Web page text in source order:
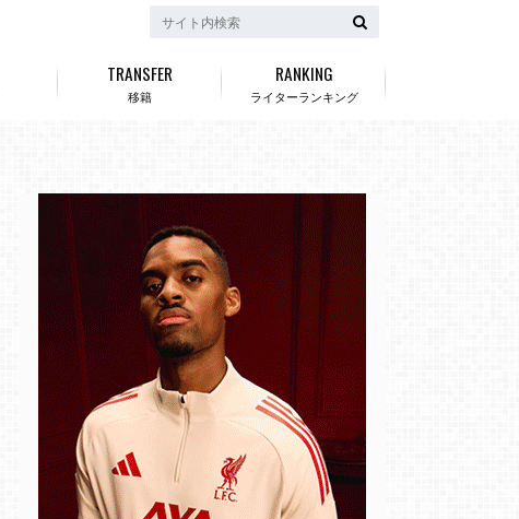
移籍
TRANSFER
ライターランキング
RANKING